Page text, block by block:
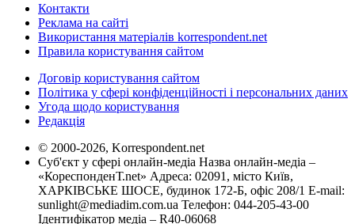
Контакти
Реклама на сайті
Використання матеріалів korrespondent.net
Правила користування сайтом
Договір користування сайтом
Політика у сфері конфіденційності і персональних даних
Угода щодо користування
Редакція
© 2000-2026, Korrespondent.net
Суб'єкт у сфері онлайн-медіа Назва онлайн-медіа –
«КореспонденТ.net» Адреса: 02091, місто Київ,
ХАРКІВСЬКЕ ШОСЕ, будинок 172-Б, офіс 208/1 E-mail:
sunlight@mediadim.com.ua Телефон: 044-205-43-00
Ідентифікатор медіа – R40-06068